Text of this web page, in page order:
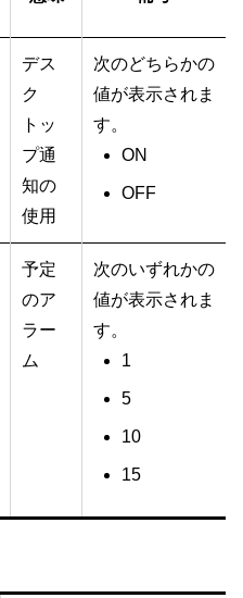
デス
ク
トッ
プ通
知の
使用
次のどちらかの
値が表示されま
す。
ON
OFF
予定
のア
ラー
ム
次のいずれかの
値が表示されま
す。
1
5
10
15